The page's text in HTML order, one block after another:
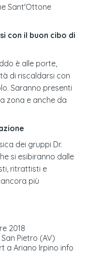
Sant'Ottone
con il buon cibo di
è alle porte,
di riscaldarsi con
Saranno presenti
zona e anche da
dei gruppi Dr.
si esibiranno dalle
ritrattisti e
più
2018
Pietro (AV)
a Ariano Irpino info